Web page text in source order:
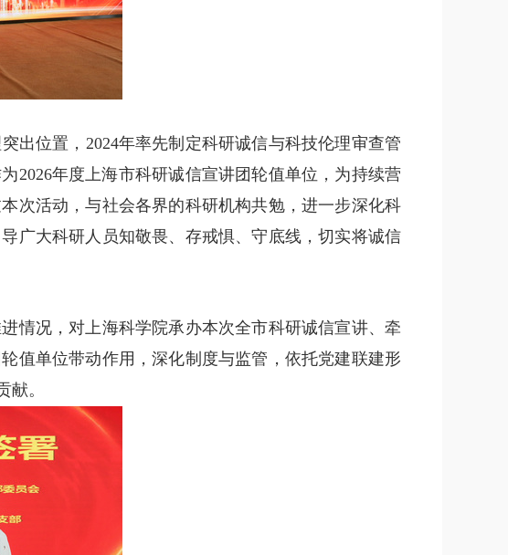
出位置，2024年率先制定科研诚信与科技伦理审查管
2026年度上海市科研诚信宣讲团轮值单位，为持续营
次活动，与社会各界的科研机构共勉，进一步深化科
广大科研人员知敬畏、存戒惧、守底线，切实将诚信
情况，对上海科学院承办本次全市科研诚信宣讲、牵
值单位带动作用，深化制度与监管，依托党建联建形
。